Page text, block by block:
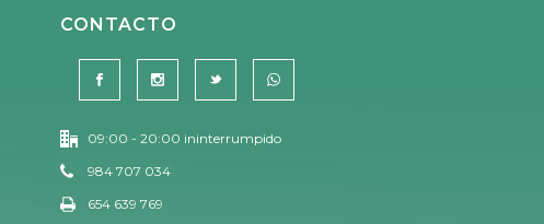
CONTACTO
09:00 - 20:00 ininterrumpido
984 707 034
654 639 769